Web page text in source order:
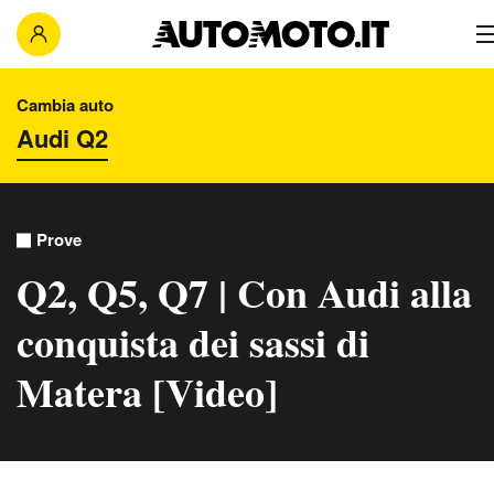
Prove
Q2, Q5, Q7 | Con Audi alla
conquista dei sassi di
Matera [Video]
Cambia auto